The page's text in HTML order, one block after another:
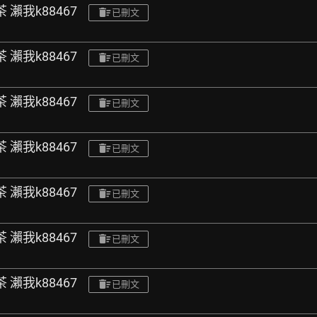
瀨我k88467 已刪文
瀨我k88467 已刪文
瀨我k88467 已刪文
瀨我k88467 已刪文
瀨我k88467 已刪文
瀨我k88467 已刪文
瀨我k88467 已刪文